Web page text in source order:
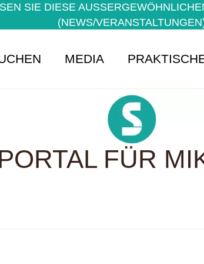
SIE DIESE
NEWS/VERANSTALTUNGEN)
MEDIA
FÜR